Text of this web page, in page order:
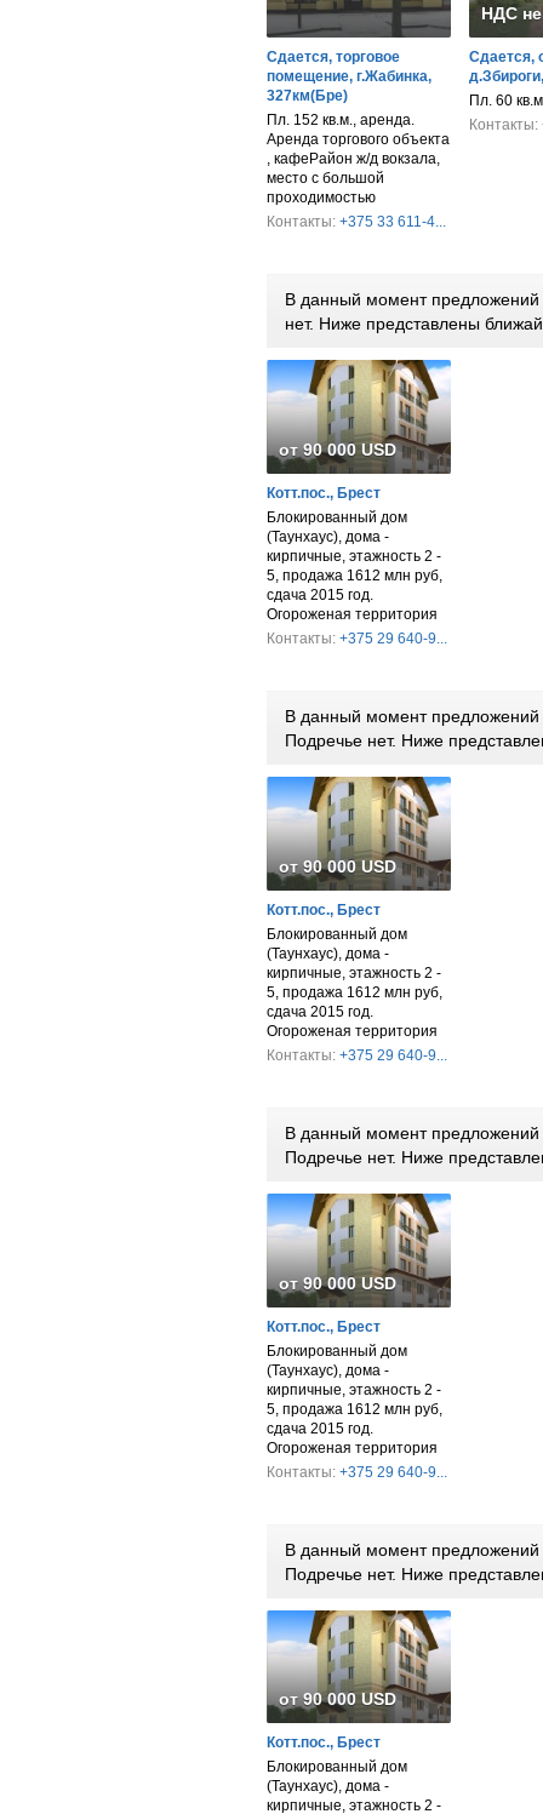
Сдается, торговое
помещение, г.Жабинка,
327км(Бре)
Пл. 152 кв.м., аренда.
Аренда торгового объекта
, кафеРайон ж/д вокзала,
место с большой
проходимостью
Контакты: +375 33 611-4...
НДС
Сдается,
Пл. 60
Контакты:
В данный момент предложений
нет. Ниже представлены
от 90 000 USD
Котт.пос., Брест
Блокированный дом
(Таунхаус), дома -
кирпичные, этажность 2 -
5, продажа 1612 млн руб,
сдача 2015 год.
Огороженая территория
Контакты: +375 29 640-9...
В данный момент предложений
Подречье нет. Ниже
от 90 000 USD
Котт.пос., Брест
Блокированный дом
(Таунхаус), дома -
кирпичные, этажность 2 -
5, продажа 1612 млн руб,
сдача 2015 год.
Огороженая территория
Контакты: +375 29 640-9...
В данный момент предложений
Подречье нет. Ниже
от 90 000 USD
Котт.пос., Брест
Блокированный дом
(Таунхаус), дома -
кирпичные, этажность 2 -
5, продажа 1612 млн руб,
сдача 2015 год.
Огороженая территория
Контакты: +375 29 640-9...
В данный момент предложений
Подречье нет. Ниже
от 90 000 USD
Котт.пос., Брест
Блокированный дом
(Таунхаус), дома -
кирпичные, этажность 2 -